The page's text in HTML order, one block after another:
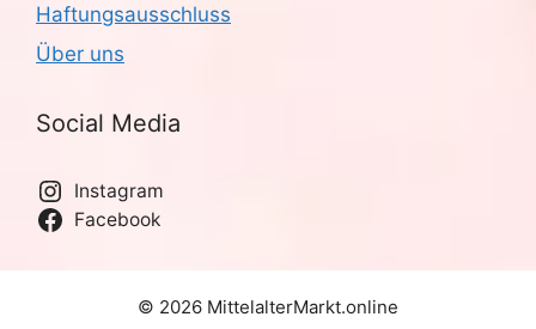
Haftungsausschluss
Über uns
Social Media
Instagram
Facebook
© 2026 MittelalterMarkt.online